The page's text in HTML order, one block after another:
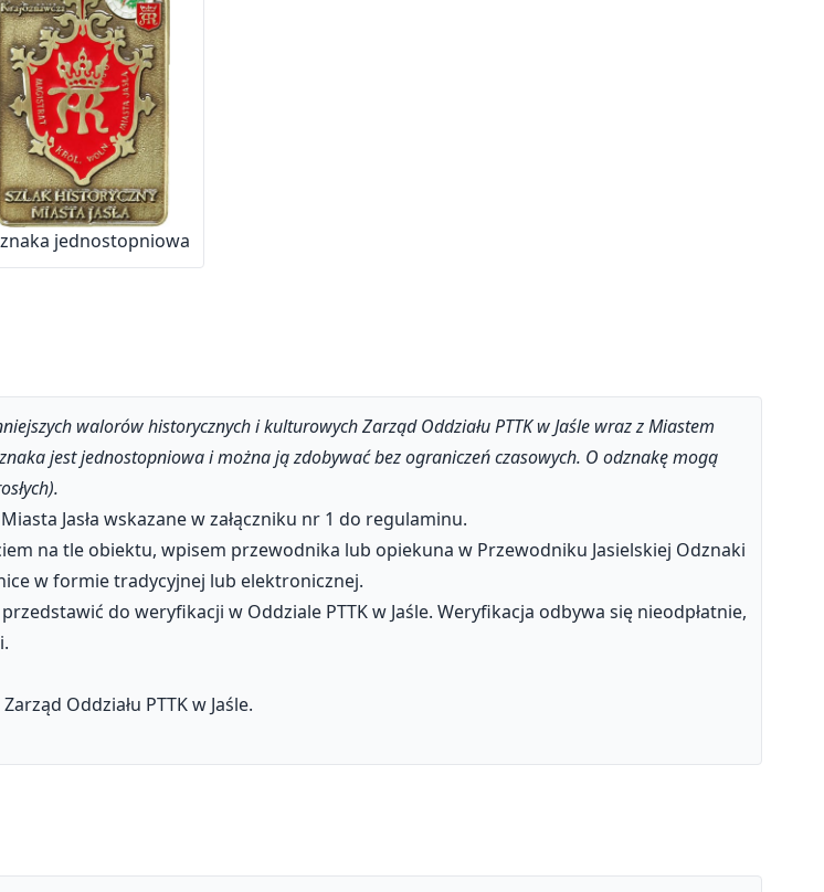
jednostopniowa
walorów historycznych i kulturowych Zarząd Oddziału PTTK w Jaśle wraz z Miastem
jest jednostopniowa i można ją zdobywać bez ograniczeń czasowych. O odznakę mogą
Jasła wskazane w załączniku nr 1 do regulaminu.
na tle obiektu, wpisem przewodnika lub opiekuna w Przewodniku Jasielskiej Odznaki
w formie tradycyjnej lub elektronicznej.
do weryfikacji w Oddziale PTTK w Jaśle. Weryfikacja odbywa się nieodpłatnie,
Oddziału PTTK w Jaśle.